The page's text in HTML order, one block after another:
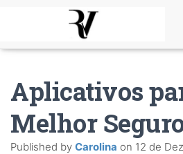
Aplicativos
Melhor
Published by Carolina on 12 de